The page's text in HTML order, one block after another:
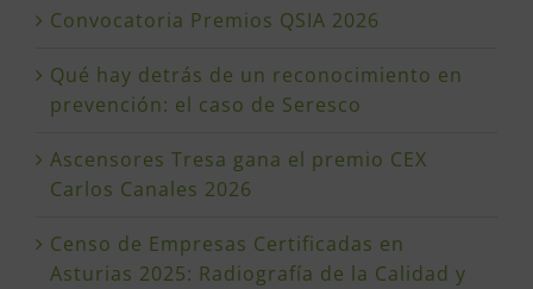
Convocatoria Premios QSIA 2026
Qué hay detrás de un reconocimiento en
prevención: el caso de Seresco
Ascensores Tresa gana el premio CEX
Carlos Canales 2026
Censo de Empresas Certificadas en
Asturias 2025: Radiografía de la Calidad y